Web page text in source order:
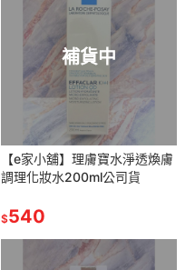
補貨中
【e家小舖】理膚寶水淨透煥膚
調理化妝水200ml公司貨
$540